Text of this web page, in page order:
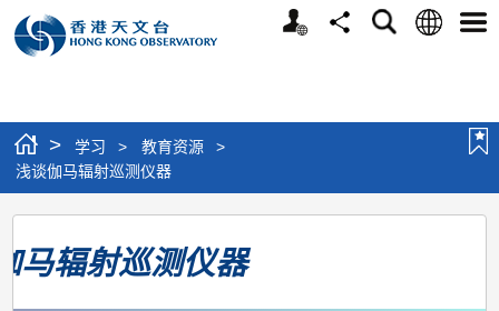
个
分
搜
语
选
> 学习 > 教育资源
>
浅谈伽马辐射巡测仪器
浅
谈
马辐射巡测仪器